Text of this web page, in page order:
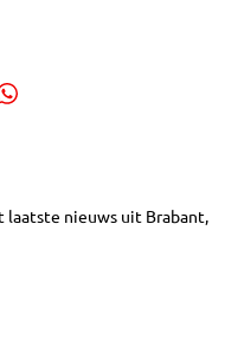
laatste nieuws uit Brabant,